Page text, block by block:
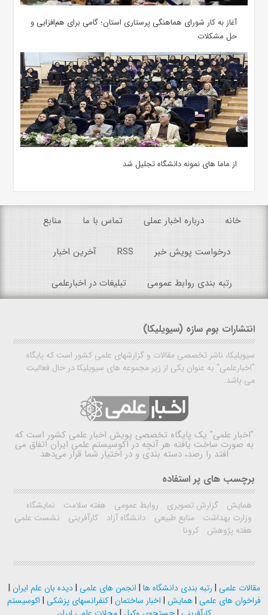
آغاز به کار شورای هماهنگی پرستاری استان؛ گامی برای هم‌افزایی و
حل مشکلات
از ماما های نمونه دانشگاه تجلیل شد
خانه درباره اخبار عملی تماس با ما منابع
درخواست پویش خبر RSS آخرین اخبار
رتبه بندی روابط عمومی تبلیغات در اخبارعلمی
انتشارات بوم سازه (سیویلیکا)
سیویلیکا، ناشر تخصصی مقالات و گزارشهای علمی کشور است که پایگاه
"اخبارعلمی" به عنوان یکی از زیر مجموعه های سیویلیکا در حال فعالیت
می باشد.
"اخبار علمی" یک پایگاه تخصصی پویش اخبار علمی کشور است که
به صورت ساخت یافته هر آنچه در اکوسیستم علمی ایران اتفاق می
افتد را رصد، دسته بندی و در اختیار شما قرار می‌دهد
برچسب های پر استفاده
همایش گزارش تصویری روابط عمومی هفته سلامت
نمایشگاه
وزارت بهداشت
منابع طبیعی دانشگاه آزاد کارآفرینی
نشست علمی
هفته پژوهش
کرونا
مقالات علمی | رتبه بندی دانشگاه ها | انجمن های علمی |دیده بان علم ایران |
فراخوان های علمی |همایش | اخبار ساختمان |کنفرانسهای پزشکی | اکوسیستم